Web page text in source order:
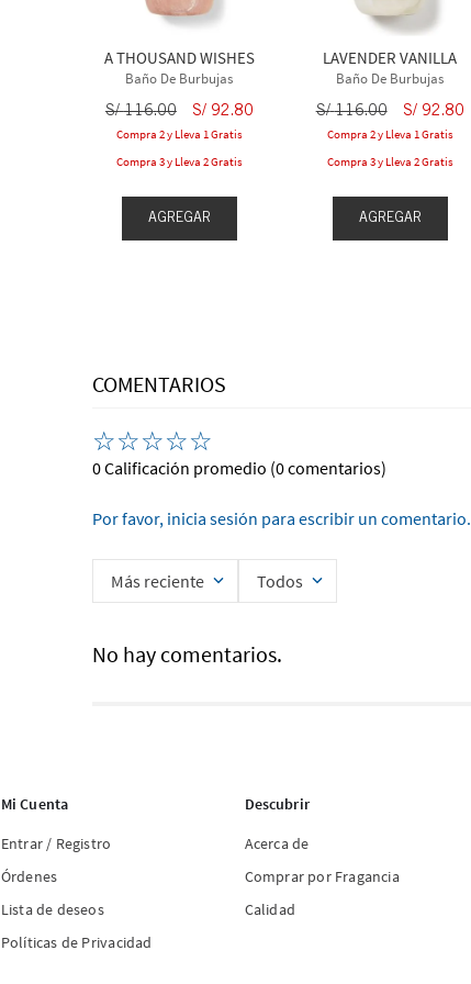
A THOUSAND WISHES
Baño De Burbujas
S/ 116.00 S/ 92.80
Compra 2 y Lleva 1 Gratis
Compra 3 y Lleva 2 Gratis
AGREGAR
LAVENDER VANILLA
Baño De Burbujas
S/ 116.00 S/ 92.80
Compra 2 y Lleva 1 Gratis
Compra 3 y Lleva 2 Gratis
AGREGAR
COMENTARIOS
☆☆☆☆☆
0 Calificación promedio (0 comentarios)
Por favor, inicia sesión para escribir un comentario.
Más reciente Todos
No hay comentarios.
Mi Cuenta
Entrar / Registro
Órdenes
Lista de deseos
Políticas de Privacidad
Descubrir
Acerca de
Comprar por Fragancia
Calidad